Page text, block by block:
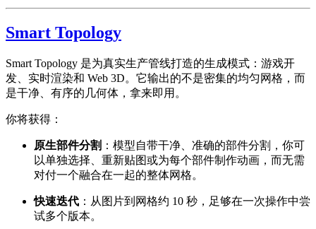
Smart Topology
Smart Topology 是为真实生产管线打造的生成模式：游戏开
发、实时渲染和 Web 3D。它输出的不是密集的均匀网格，而
是干净、有序的几何体，拿来即用。
你将获得：
原生部件分割 ：模型自带干净、准确的部件分割，你可
以单独选择、重新贴图或为每个部件制作动画，而无需
对付一个融合在一起的整体网格。
快速迭代 ：从图片到网格约 10 秒，足够在一次操作中尝
试多个版本。